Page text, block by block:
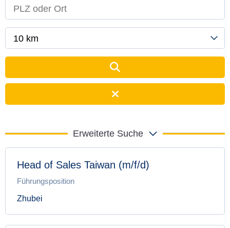
10 km
Erweiterte Suche
Head of Sales Taiwan (m/f/d)
Führungsposition
Zhubei